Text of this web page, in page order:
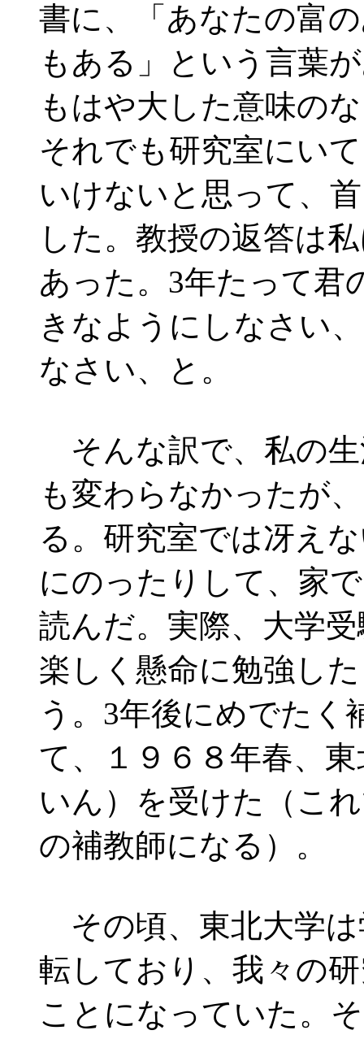
書に、「あなたの富
もある」という言葉
もはや大した意味の
それでも研究室にい
いけないと思って、
した。教授の返答は
あった。3年たって君
きなようにしなさい
なさい、と。
そんな訳で、私の
も変わらなかったが
る。研究室では冴え
にのったりして、家
読んだ。実際、大学
楽しく懸命に勉強し
う。3年後にめでたく
て、１９６８年春、
いん）を受けた（こ
の補教師になる）。
その頃、東北大学は
転しており、我々の
ことになっていた。